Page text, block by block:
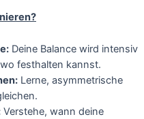
Deine Balance wird intensiv
festhalten kannst.
Lerne, asymmetrische
Verstehe, wann deine